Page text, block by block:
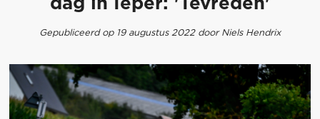
dag in Ieper: 'Tevreden'
Gepubliceerd op 19 augustus 2022 door Niels Hendrix